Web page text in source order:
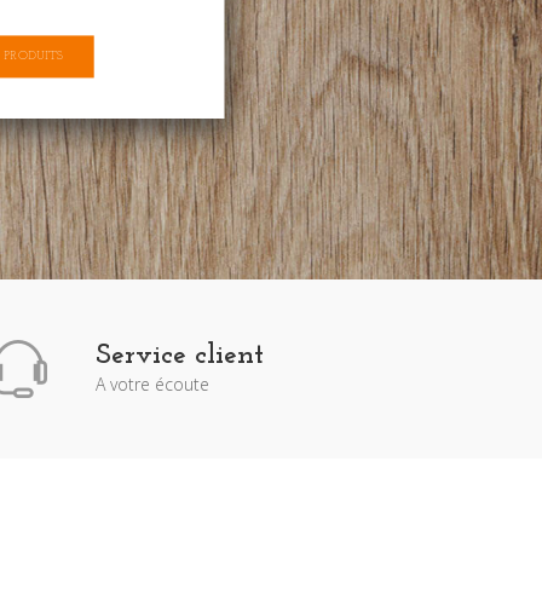
Service client
A votre écoute